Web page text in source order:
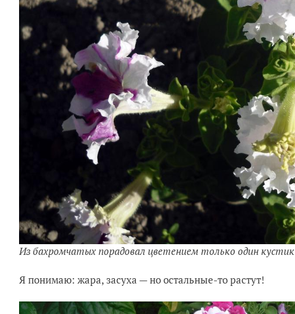
Из бахромчатых порадовал цветением только один кустик
Я понимаю: жара, засуха — но остальные-то растут!